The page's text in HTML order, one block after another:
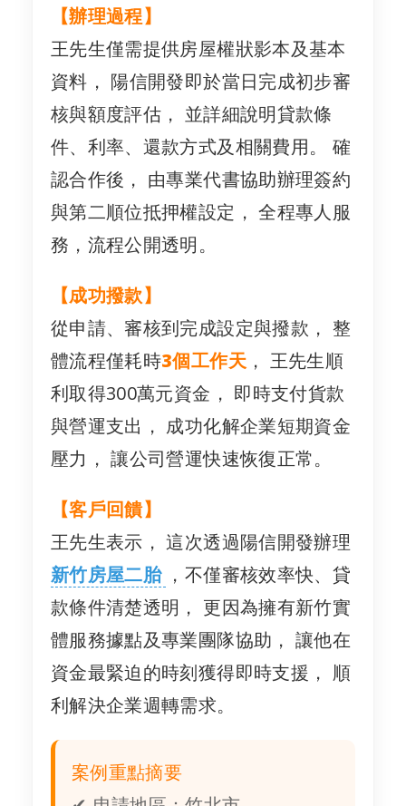
【辦理過程】
王先生僅需提供房屋權狀影本及基本
資料， 陽信開發即於當日完成初步審
核與額度評估， 並詳細說明貸款條
件、利率、還款方式及相關費用。 確
認合作後， 由專業代書協助辦理簽約
與第二順位抵押權設定， 全程專人服
務，流程公開透明。
【成功撥款】
從申請、審核到完成設定與撥款， 整
體流程僅耗時3個工作天， 王先生順
利取得300萬元資金， 即時支付貨款
與營運支出， 成功化解企業短期資金
壓力， 讓公司營運快速恢復正常。
【客戶回饋】
王先生表示， 這次透過陽信開發辦理
新竹房屋二胎 ，不僅審核效率快、貸
款條件清楚透明， 更因為擁有新竹實
體服務據點及專業團隊協助， 讓他在
資金最緊迫的時刻獲得即時支援， 順
利解決企業週轉需求。
案例重點摘要